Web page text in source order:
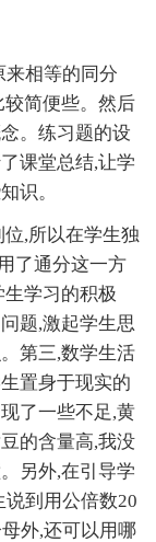
来相等的同分
简便些。然后
。练习题的设
课堂总结,让学
识。
,所以在学生独
了通分这一方
学习的积极
题,激起学生思
第三,数学生活
置身于现实的
了一些不足,黄
的含量高,我没
另外,在引导学
到用公倍数20
外,还可以用哪